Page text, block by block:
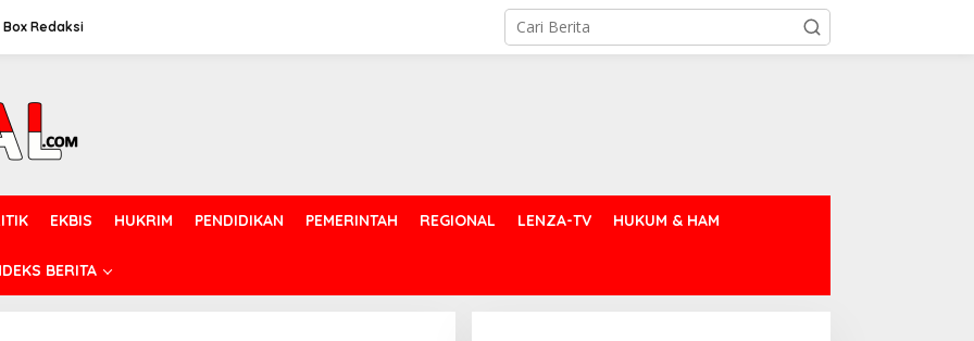
Box Redaksi
EKBIS HUKRIM PENDIDIKAN PEMERINTAH REGIONAL LENZA-TV HUKUM & HAM
BERITA